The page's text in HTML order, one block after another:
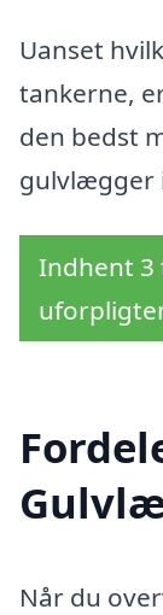
Uanset
tankerne,
den bedst
gulvlægger
Indhent 3
Når du